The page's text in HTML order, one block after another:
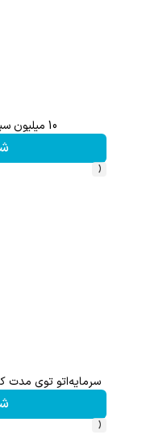
10 میلیون سپرده کن، 20 میلیون بردار🔥😍
‹
سرمایه‌اتو توی مدت
‹